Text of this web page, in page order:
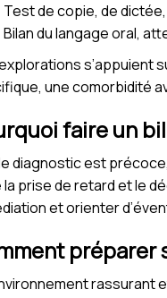
Test de copie, de
Bilan du langage oral,
s’appuient
une comorbidité
faire un
diagnostic est
la prise de retard et le
et orienter
préparer
rassurant